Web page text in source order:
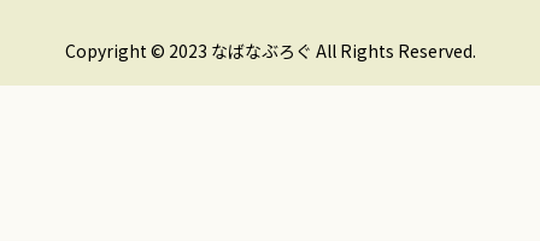
Copyright © 2023 なばなぶろぐ All Rights Reserved.